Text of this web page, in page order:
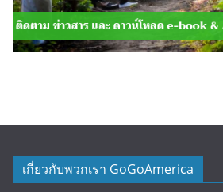
เกี่ยวกับพวกเรา GoGoAmerica